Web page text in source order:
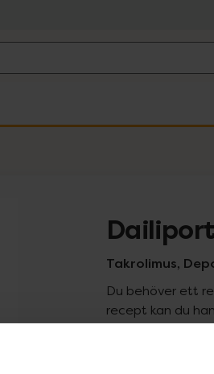
Takrolimus,
Du behöver ett
recept kan du